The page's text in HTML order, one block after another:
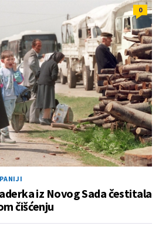
0
iz Novog Sada čestitala
čišćenju